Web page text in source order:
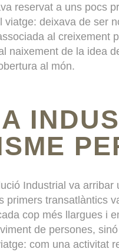
reservat a uns pocs
viatge: deixava de ser
al creixement
naixement de la idea
al món.
Industrial va
primers transatlàntics
cop més llargues i
de persones,
com una activitat